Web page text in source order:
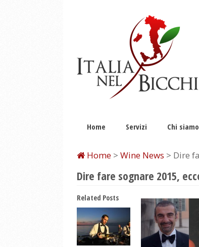
Home Servizi Chi siamo
Home > Wine News > Dire
Dire fare sognare 2015,
Related Posts